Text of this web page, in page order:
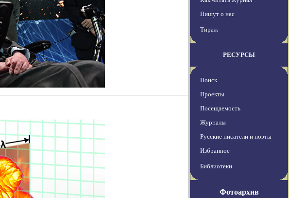
Пишут о нас
Тираж
РЕСУРСЫ
Поиск
Проекты
Посещаемость
Журналы
Русские писатели и поэты
Избранное
Библиотеки
Фотоархив